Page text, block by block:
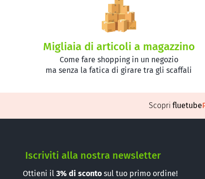
Migliaia di articoli a magazzino
Come fare shopping in un negozio
ma senza la fatica di girare tra gli scaffali
Scopri fluetube
Iscriviti alla nostra newsletter
Ottieni il 3% di sconto sul tuo primo ordine!